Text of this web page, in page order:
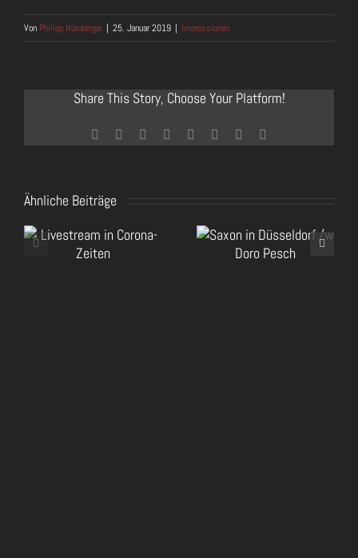
Von Philipp Nürnberger | 25. Januar 2019 | Impressionen
Share This Story, Choose Your Platform!
Facebook
TwitterReddit LinkedIn
TumblrPinterest
Mail
Ähnliche Beiträge
Saxon in Düsseldorf